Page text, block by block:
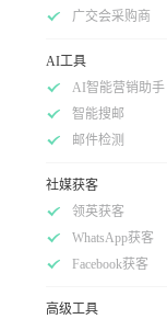
广交会采购商
AI工具
AI智能营销助手
智能搜邮
邮件检测
社媒获客
领英获客
WhatsApp获客
Facebook获客
高级工具